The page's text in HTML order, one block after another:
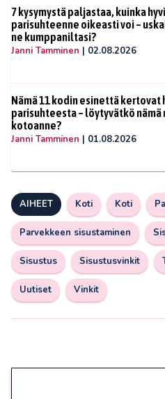
7 kysymystä paljastaa, kuinka
parisuhteenne oikeasti voi –
ne kumppaniltasi?
Janni Tamminen | 02.08.2026
Nämä 11 kodin esinettä kertovat
parisuhteesta – löytyvätkö nämä
kotoanne?
Janni Tamminen | 01.08.2026
AIHEET Koti Koti
Parvekkeen sisustaminen
Sisustus Sisustusvinkit
Uutiset Vinkit